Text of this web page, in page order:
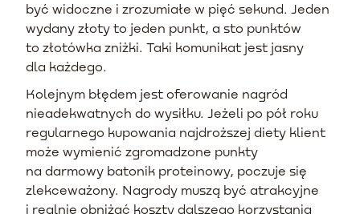
być widoczne i zrozumiałe w pięć sekund. Jeden
wydany złoty to jeden punkt, a sto punktów
to złotówka zniżki. Taki komunikat jest jasny
dla każdego.
Kolejnym błędem jest oferowanie nagród
nieadekwatnych do wysiłku. Jeżeli po pół roku
regularnego kupowania najdroższej diety klient
może wymienić zgromadzone punkty
na darmowy batonik proteinowy, poczuje się
zlekceważony. Nagrody muszą być atrakcyjne
i realnie obniżać koszty dalszego korzystania